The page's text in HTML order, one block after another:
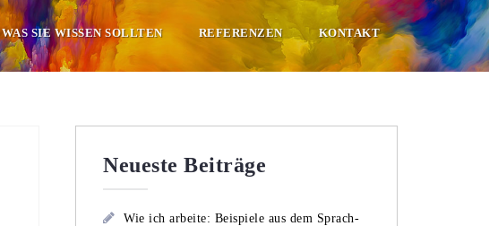
WAS SIE WISSEN SOLLTEN REFERENZEN KONTAKT
Neueste Beiträge
Wie ich arbeite: Beispiele aus dem Sprach-